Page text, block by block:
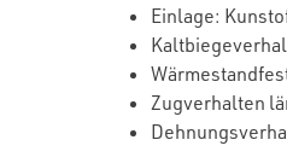
Einlage:
Zugverhalten